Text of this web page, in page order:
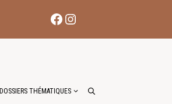
Facebook
Instagram
DOSSIERS THÉMATIQUES